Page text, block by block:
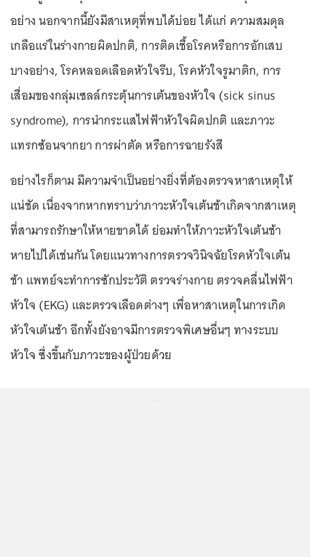
อย่าง นอกจากนี้ยังมีสาเหตุที่พบได้บ่อย ได้แก่ ความสมดุล
เกลือแร่ในร่างกายผิดปกติ, การติดเชื้อโรคหรือการอักเสบ
บางอย่าง, โรคหลอดเลือดหัวใจรีบ, โรคหัวใจรูมาติก, การ
เสื่อมของกลุ่มเซลล์กระตุ้นการเต้นของหัวใจ (sick sinus
syndrome), การนำกระแสไฟฟ้าหัวใจผิดปกติ และภาวะ
แทรกซ้อนจากยา การผ่าตัด หรือการฉายรังสี
อย่างไรก็ตาม มีความจำเป็นอย่างยิ่งที่ต้องตรวจหาสาเหตุให้
แน่ชัด เนื่องจากหากทราบว่าภาวะหัวใจเต้นช้าเกิดจากสาเหตุ
ที่สามารถรักษาให้หายขาดได้ ย่อมทำให้ภาวะหัวใจเต้นช้า
หายไปได้เช่นกัน โดยแนวทางการตรวจวินิจฉัยโรคหัวใจเต้น
ช้า แพทย์จะทำการซักประวัติ ตรวจร่างกาย ตรวจคลื่นไฟฟ้า
หัวใจ (EKG) และตรวจเลือดต่างๆ เพื่อหาสาเหตุในการเกิด
หัวใจเต้นช้า อีกทั้งยังอาจมีการตรวจพิเศษอื่นๆ ทางระบบ
หัวใจ ซึ่งขึ้นกับภาวะของผู้ป่วยด้วย